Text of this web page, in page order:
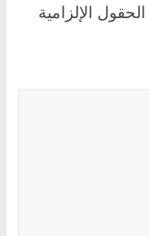
الحقول الإلزامية